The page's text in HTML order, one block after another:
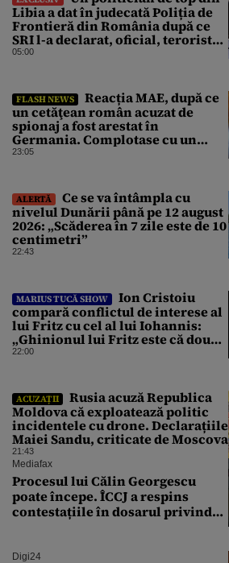
Libia a dat în judecată Poliția de
Frontieră din România după ce
SRI l-a declarat, oficial, terorist
ISIS
05:00
FLASH NEWS
Reacția MAE, după ce
un cetăţean român acuzat de
spionaj a fost arestat în
Germania. Complotase cu un
ucrainean ca să asasineze un
23:05
ALERTĂ
Ce se va întâmpla cu
nivelul Dunării până pe 12 august
2026: „Scăderea în 7 zile este de 10
centimetri”
22:43
MARIUS TUCĂ SHOW
Ion Cristoiu
compară conflictul de interese al
lui Fritz cu cel al lui Iohannis:
„Ghinionul lui Fritz este că două
instanțe l-au declarat
22:00
ACUZAȚII
Rusia acuză Republica
Moldova că exploatează politic
incidentele cu drone. Declarațiile
Maiei Sandu, criticate de Moscova
21:43
Mediafax
Procesul lui Călin Georgescu
poate începe. ÎCCJ a respins
contestațiile în dosarul privind
Digi24